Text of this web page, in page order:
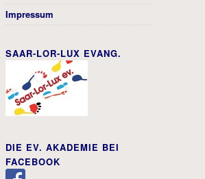
Impressum
SAAR-LOR-LUX EVANG.
DIE EV. AKADEMIE BEI
FACEBOOK